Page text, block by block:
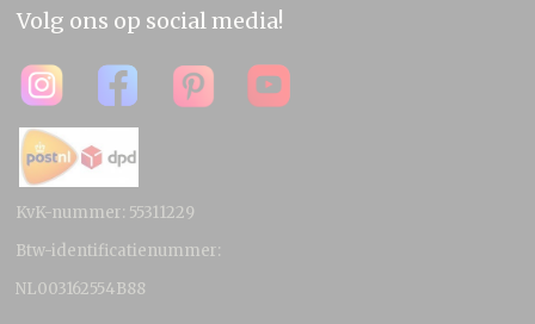
Volg ons op social media!
KvK-nummer: 55311229
Btw-identificatienummer:
NL003162554B88